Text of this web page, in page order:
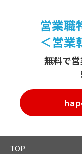
営業職
＜営業
無料で
TOP